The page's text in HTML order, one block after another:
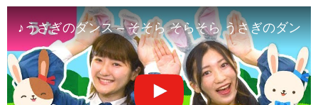
♪うさぎのダンス – そそら そらそら うさぎのダンス